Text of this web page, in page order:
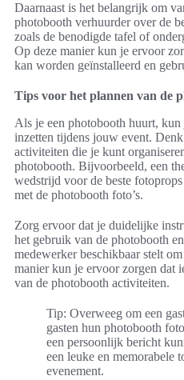
Daarnaast is het belangrijk om
photobooth verhuurder over de
zoals de benodigde tafel of
Op deze manier kun je ervoor
kan worden geïnstalleerd en
Tips voor het plannen van de
Als je een photobooth huurt,
inzetten tijdens jouw event.
activiteiten die je kunt
photobooth. Bijvoorbeeld, een
wedstrijd voor de beste
met de photobooth foto’s.
Zorg ervoor dat je duidelijke
het gebruik van de photobooth
medewerker beschikbaar stelt
manier kun je ervoor zorgen dat
van de photobooth activiteiten.
Tip: Overweeg om een
gasten hun photobooth
een persoonlijk bericht
een leuke en memorabele
evenement.